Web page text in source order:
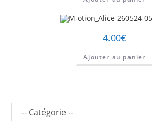
4.00€
Ajouter au panier